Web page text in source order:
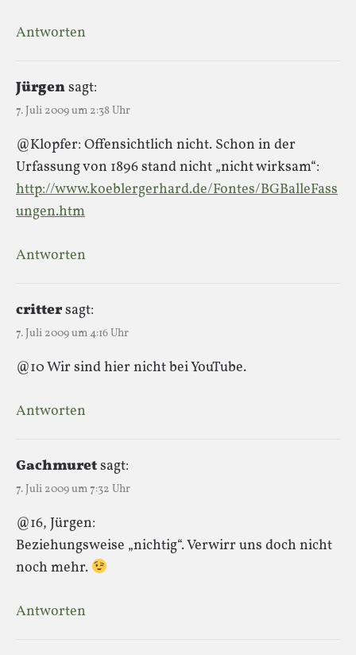
Antworten
Jürgensagt:
7. Juli 2009 um 2:38 Uhr
@Klopfer: Offensichtlich nicht. Schon in der
Urfassung von 1896 stand nicht „nicht wirksam“:
http://www.koeblergerhard.de/Fontes/BGBalleFass
ungen.htm
Antworten
crittersagt:
7. Juli 2009 um 4:16 Uhr
@10 Wir sind hier nicht bei YouTube.
Antworten
Gachmuretsagt:
7. Juli 2009 um 7:32 Uhr
@16, Jürgen:
Beziehungsweise „nichtig“. Verwirr uns doch nicht
noch mehr.
Antworten